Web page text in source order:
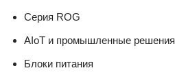
Серия ROG
AIoT и промышленные решения
Блоки питания